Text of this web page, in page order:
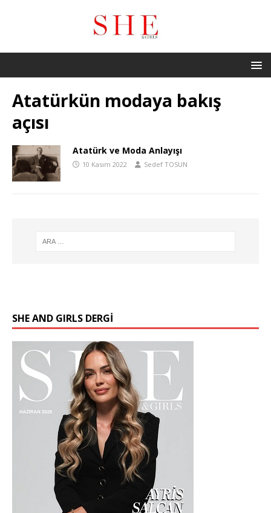
Atatürkün modaya bakış
açısı
Atatürk ve Moda Anlayışı
10 Kasım 2022 Sedef TOSUN
SHE AND GIRLS DERGİ